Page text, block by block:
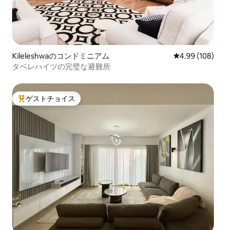
Kileleshwaのコンドミニアム レビュー108
4.99 (108)
タベレハイツの完璧な避難所
大好評のゲストチョイスです。
ゲストチョイス